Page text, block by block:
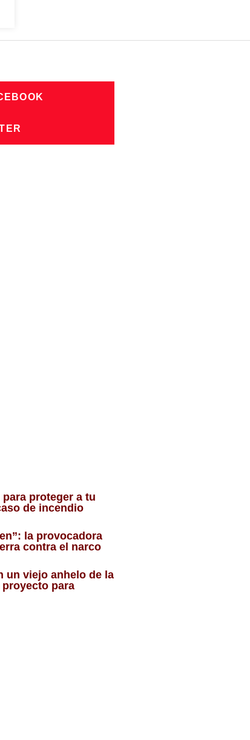
proteger a tu
de incendio
la provocadora
contra el narco
un viejo anhelo de la
para